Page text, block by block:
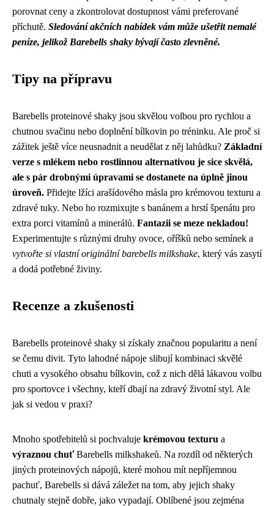
porovnat ceny a zkontrolovat dostupnost vámi preferované
příchutě. Sledování akčních nabídek vám může ušetřit nemalé
peníze, jelikož Barebells shaky bývají často zlevněné.
Tipy na přípravu
Barebells proteinové shaky jsou skvělou volbou pro rychlou a
chutnou svačinu nebo doplnění bílkovin po tréninku. Ale proč si
zážitek ještě více neusnadnit a neudělat z něj lahůdku? Základní
verze s mlékem nebo rostlinnou alternativou je sice skvělá,
ale s pár drobnými úpravami se dostanete na úplně jinou
úroveň. Přidejte lžíci arašídového másla pro krémovou texturu a
zdravé tuky. Nebo ho rozmixujte s banánem a hrstí špenátu pro
extra porci vitamínů a minerálů. Fantazii se meze nekladou!
Experimentujte s různými druhy ovoce, oříšků nebo semínek a
vytvořte si vlastní originální barebells milkshake, který vás zasytí
a dodá potřebné živiny.
Recenze a zkušenosti
Barebells proteinové shaky si získaly značnou popularitu a není
se čemu divit. Tyto lahodné nápoje slibují kombinaci skvělé
chuti a vysokého obsahu bílkovin, což z nich dělá lákavou volbu
pro sportovce i všechny, kteří dbají na zdravý životní styl. Ale
jak si vedou v praxi?
Mnoho spotřebitelů si pochvaluje krémovou texturu a
výraznou chuťBarebells milkshakeů. Na rozdíl od některých
jiných proteinových nápojů, které mohou mít nepříjemnou
pachuť, Barebells si dává záležet na tom, aby jejich shaky
chutnaly stejně dobře, jako vypadají. Oblíbené jsou zejména